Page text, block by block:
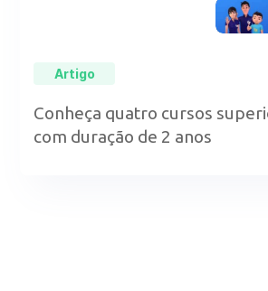
Artigo
Conheça quatro cursos
com duração de 2 anos